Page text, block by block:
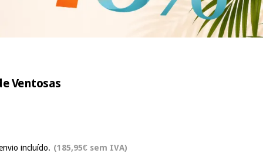
Ventosas
incluído. (185,95€ sem IVA)